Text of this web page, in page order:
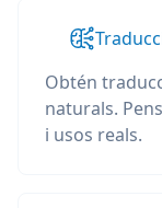
Obtén
naturals.
i usos reals.